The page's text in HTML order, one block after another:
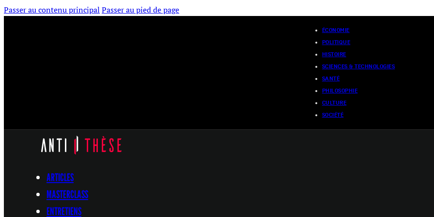
Passer au contenu principal Passer au pied de page
ÉCONOMIE
POLITIQUE
HISTOIRE
SCIENCES & TECHNOLOGIES
SANTÉ
PHILOSOPHIE
CULTURE
SOCIÉTÉ
ARTICLES
MASTERCLASS
ENTRETIENS